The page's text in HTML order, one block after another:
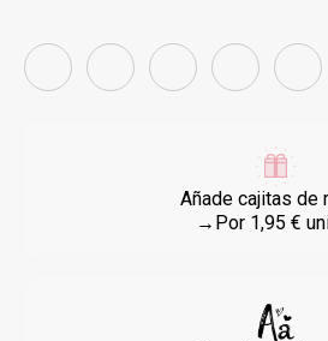
Añade cajitas de
→Por 1,95 €